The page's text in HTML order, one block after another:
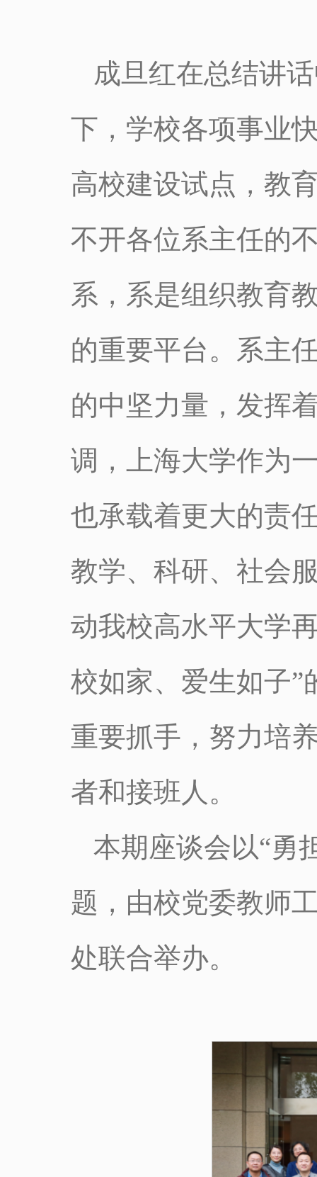
成旦红在总结讲
下，学校各项事业
高校建设试点，教
不开各位系主任的
系，系是组织教育
的重要平台。系主
的中坚力量，发挥
调，上海大学作为
也承载着更大的责
教学、科研、社会
动我校高水平大学
校如家、爱生如子
重要抓手，努力培
者和接班人。
本期座谈会以“勇
题，由校党委教师
处联合举办。